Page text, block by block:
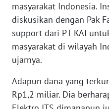
masyarakat Indonesia.
diskusikan dengan Pak
support dari PT KAI
masyarakat di wilayah
ujarnya.
Adapun dana yang
Rp1,2 miliar. Dia
WN
DAIRI
WN
DANAU
WN
NIAS